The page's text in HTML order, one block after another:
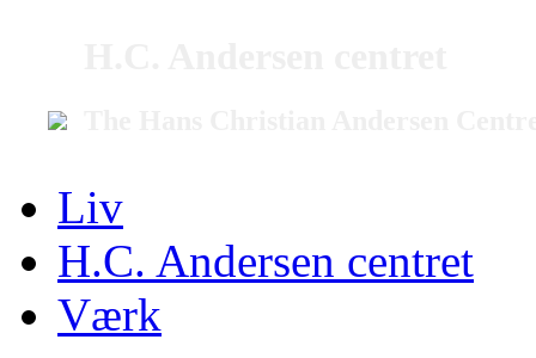
Liv
H.C. Andersen centret
Værk